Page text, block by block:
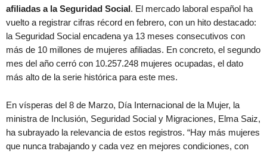
afiliadas a la Seguridad Social. El mercado laboral español ha
vuelto a registrar cifras récord en febrero, con un hito destacado:
la Seguridad Social encadena ya 13 meses consecutivos con
más de 10 millones de mujeres afiliadas. En concreto, el segundo
mes del año cerró con 10.257.248 mujeres ocupadas, el dato
más alto de la serie histórica para este mes.
En vísperas del 8 de Marzo, Día Internacional de la Mujer, la
ministra de Inclusión, Seguridad Social y Migraciones, Elma Saiz,
ha subrayado la relevancia de estos registros. “Hay más mujeres
que nunca trabajando y cada vez en mejores condiciones, con